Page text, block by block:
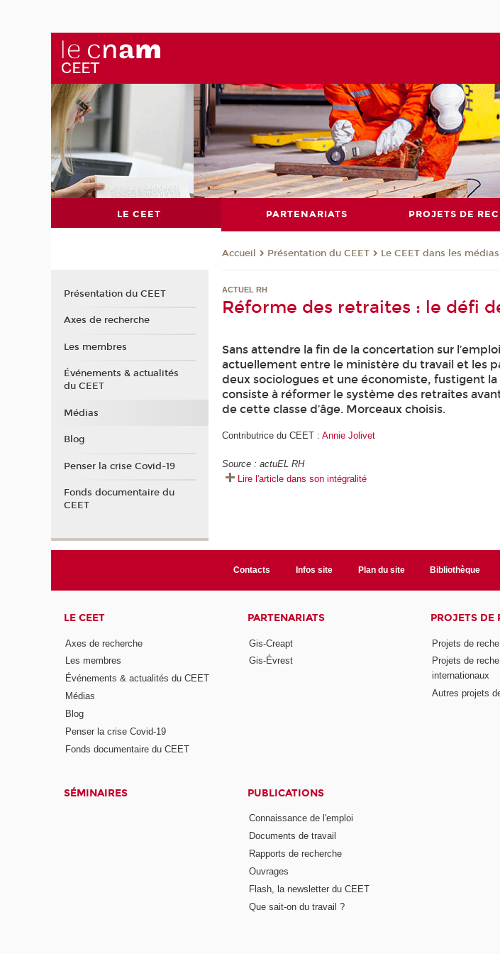
LE CEET PARTENARIATS PROJETS DE
Accueil Présentation du CEET Le CEET dans les médias
ACTUEL RH
Réforme des retraites : le défi
Sans attendre la fin de la concertation sur
actuellement entre le ministère du travail et les
deux sociologues et une économiste, fustigent
consiste à réformer le système des retraites
de cette classe d’âge. Morceaux choisis.
Contributrice du CEET :Annie Jolivet
Source : actuEL RH
Lire l'article dans son intégralité
Présentation du CEET
Axes de recherche
Les membres
Événements & actualités
du CEET
Médias
Blog
Penser la crise Covid-19
Fonds documentaire du
CEET
Contacts Infos site Plan du site Bibliothèque
LE CEET
Axes de recherche
Les membres
Événements & actualités du CEET
Médias
Blog
Penser la crise Covid-19
Fonds documentaire du CEET
PARTENARIATS
Gis-Creapt
Gis-Évrest
PROJETS DE
Projets de
Projets de
internationaux
Autres projets
SÉMINAIRES PUBLICATIONS
Connaissance de l'emploi
Documents de travail
Rapports de recherche
Ouvrages
Flash, la newsletter du CEET
Que sait-on du travail ?